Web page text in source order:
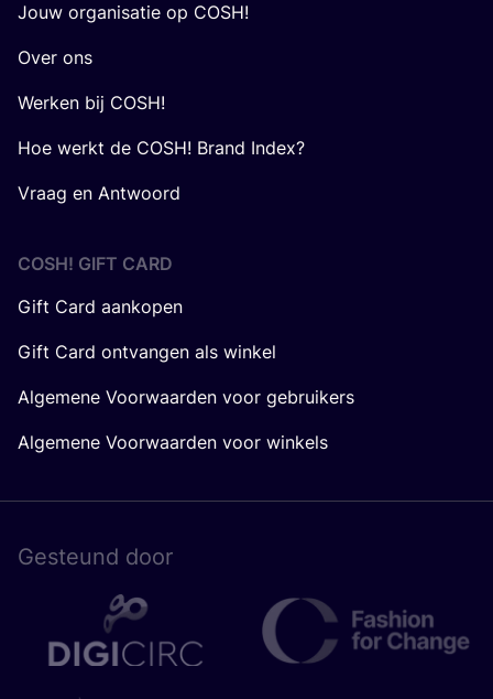
Jouw organisatie op COSH!
Over ons
Werken bij COSH!
Hoe werkt de COSH! Brand Index?
Vraag en Antwoord
COSH! GIFT CARD
Gift Card aankopen
Gift Card ontvangen als winkel
Algemene Voorwaarden voor gebruikers
Algemene Voorwaarden voor winkels
Gesteund door